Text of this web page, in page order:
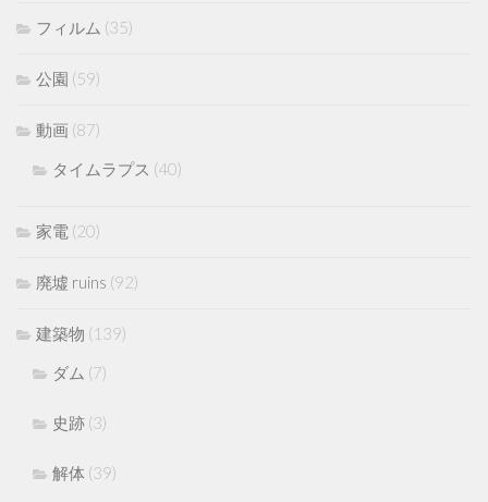
フィルム (35)
公園 (59)
動画 (87)
タイムラプス (40)
家電 (20)
廃墟 ruins (92)
建築物 (139)
ダム (7)
史跡 (3)
解体 (39)